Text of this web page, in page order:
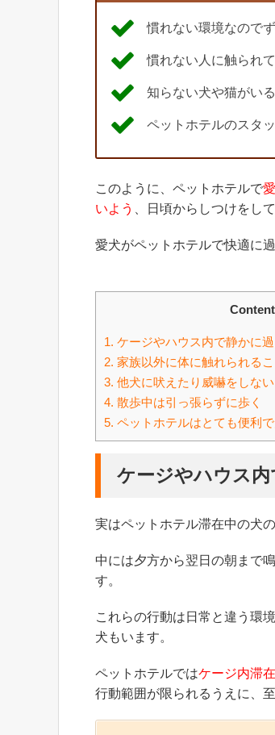
慣れない環境なので
慣れない人に触られ
知らない犬や猫がい
ペットホテルのスタ
このように、ペットホテルで
いよう
、日頃からしつけをし
愛犬がペットホテルで快適に
1. ケージやハウス内で静かに
2. 家族以外に体に触れられる
3. 他犬に吠えたり威嚇をしない
4. 散歩中は引っ張らずに歩く
5. ペットホテルはとても便利
ケージやハウス
実はペットホテル滞在中の犬
中には夕方から翌日の朝まで
す。
これらの行動は日常と違う環
犬もいます。
ペットホテルではケージ内滞
行動範囲が限られるうえに、